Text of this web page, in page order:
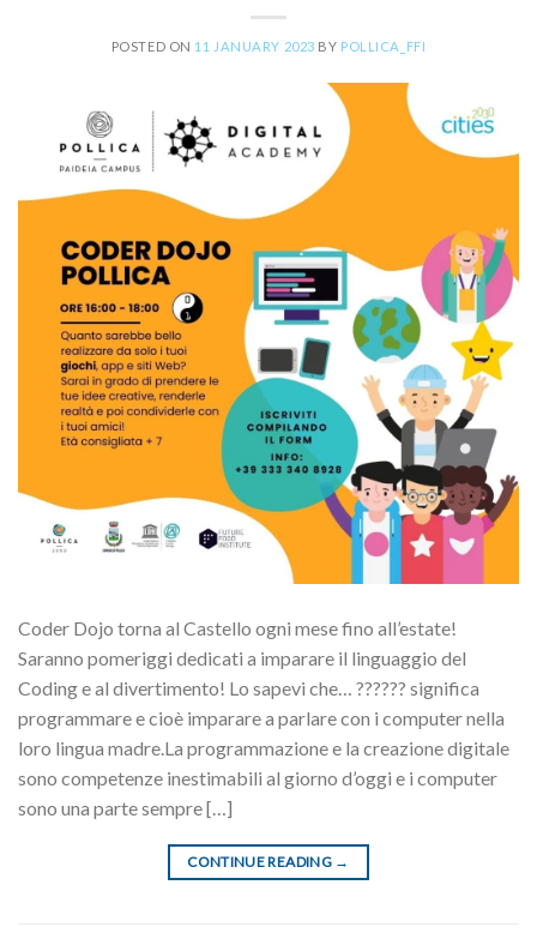
POSTED ON 11 JANUARY 2023 BY POLLICA_FFI
Coder Dojo torna al Castello ogni mese fino all’estate!
Saranno pomeriggi dedicati a imparare il linguaggio del
Coding e al divertimento! Lo sapevi che… ?????? significa
programmare e cioè imparare a parlare con i computer nella
loro lingua madre.La programmazione e la creazione digitale
sono competenze inestimabili al giorno d’oggi e i computer
sono una parte sempre […]
CONTINUE READING →